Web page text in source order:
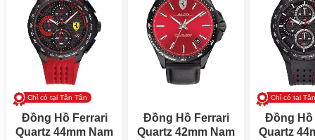
Chỉ có tại Tân Tân
Đồng Hồ Ferrari
Quartz 44mm Nam
Đồng Hồ Ferrari
Quartz 42mm Nam
Chỉ có tại
Đồng Hồ